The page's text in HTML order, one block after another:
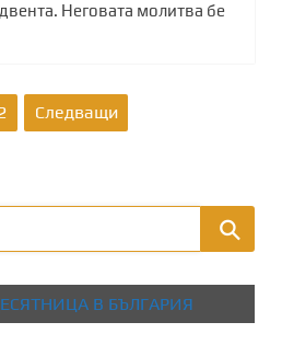
Неговата молитва бе
Следващи
В БЪЛГАРИЯ